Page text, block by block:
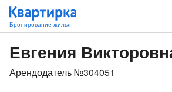
Евгения
Арендодатель №304051